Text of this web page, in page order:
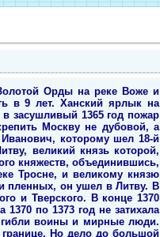
только одно – атаковать их в лоб. Темник приказ спешить часть всадников в помощь наемной итальянской пехоте. На флангах он поставил тяжеловооруженную конницу, за Красным холмом – сильный резерв. Сражение началось около 12 часов дня поединком русского воина инока Пересвета и ордынского богатыря Челубея. Два конных воина сошлись на копьях, и оба пали. После этого ордынская легкая конница лучников атаковала сторожевой полк русских. Только после его отхода войско Золотой Орды начало атаку по всей ширине Куликова поля. Сторожевому полку пришлось отойти к передовому, но и тот не выдержал натиска врага. Затем в битву вступил пеший большой полк. Ожесточенное сражение шло в течение двух часов, распавшись на отдельные единоборства. Мамай нашел способ прорваться в тыл русской позиции. На ее левом фланге перед дубравой находилась широкая лощина, ровное дно которой позволяло тяжеловооруженным всадникам набрать таранный ход. Темник и послал сюда резервную конницу. Она прорвала строй полка левой руки и оказалась между Доном и тылом сражавшегося большого полка. Там ордынцев остановил резервный полк, сразу же вступивший в бой. Из боевого порядка русской рати под натиском превосходящих сил ордынцев устоял только полк правой руки, который в сражении не подался назад ни на шаг. На Красном холме уже праздновали победу, когда из дубравы в критический момент вышел русский засадный полк. Он ударил в тыл и во фланг прорвавшейся к Дону ордынской коннице. Битва длилась еще примерно час. Мамаево войско было разгромлено наголову и обращено в бегство. В числе первых бежал правитель Сарая. Русская конница преследовала врага буквально по пятам – от Куликова поля до притока Дона реки Красивой Мечи. То есть на расстоянии примерно 40 километров. Погоня продолжалась до наступления темноты. Победа войску Московской Руси досталась дорогой ценой. Потери сторон были огромны. Сам великий князь мужественно и стойко бился в рядах большого полка и был ранен. За великую победу 8 сентября 1380 года народ прозвал героя Донского побоища (так современники называли Куликовскую битву) Дмитрием Донским. В тот день великий князь литовский Ягайло находился всего в 30–40 километрах от Куликова поля. Он так и не успел соединиться с Мамаем. Узнав о страшном разгроме войска Золотой Орды, л